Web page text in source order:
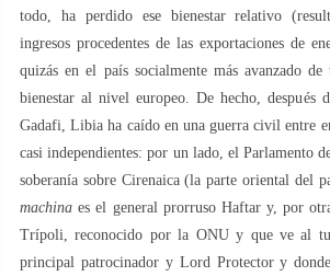
todo, ha perdido ese bienestar relativo
ingresos procedentes de las exportaciones de
quizás en el país socialmente más avanzado
bienestar al nivel europeo. De hecho, después
Gadafi, Libia ha caído en una guerra civil entre
casi independientes: por un lado, el Parlamento
soberanía sobre Cirenaica (la parte oriental del
machina es el general prorruso Haftar y, por
Trípoli, reconocido por la ONU y que ve al
principal patrocinador y Lord Protector y